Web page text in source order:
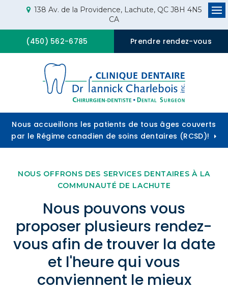
138 Av. de la Providence Lachute QC J8H 4N5
CA
(450) 562-6785 Prendre rendez-vous
Nous accueillons les patients de tous âges couverts
par le Régime canadien de soins dentaires (RCSD)!
NOUS OFFRONS DES SERVICES DENTAIRES À LA
COMMUNAUTÉ DE LACHUTE
Nous pouvons vous
proposer plusieurs rendez-
vous afin de trouver la date
et l'heure qui vous
conviennent le mieux